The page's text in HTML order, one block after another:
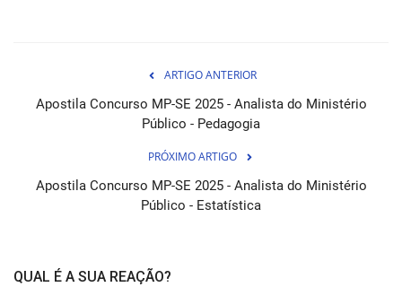
ARTIGO ANTERIOR
Apostila Concurso MP-SE 2025 - Analista do Ministério
Público - Pedagogia
PRÓXIMO ARTIGO
Apostila Concurso MP-SE 2025 - Analista do Ministério
Público - Estatística
QUAL É A SUA REAÇÃO?